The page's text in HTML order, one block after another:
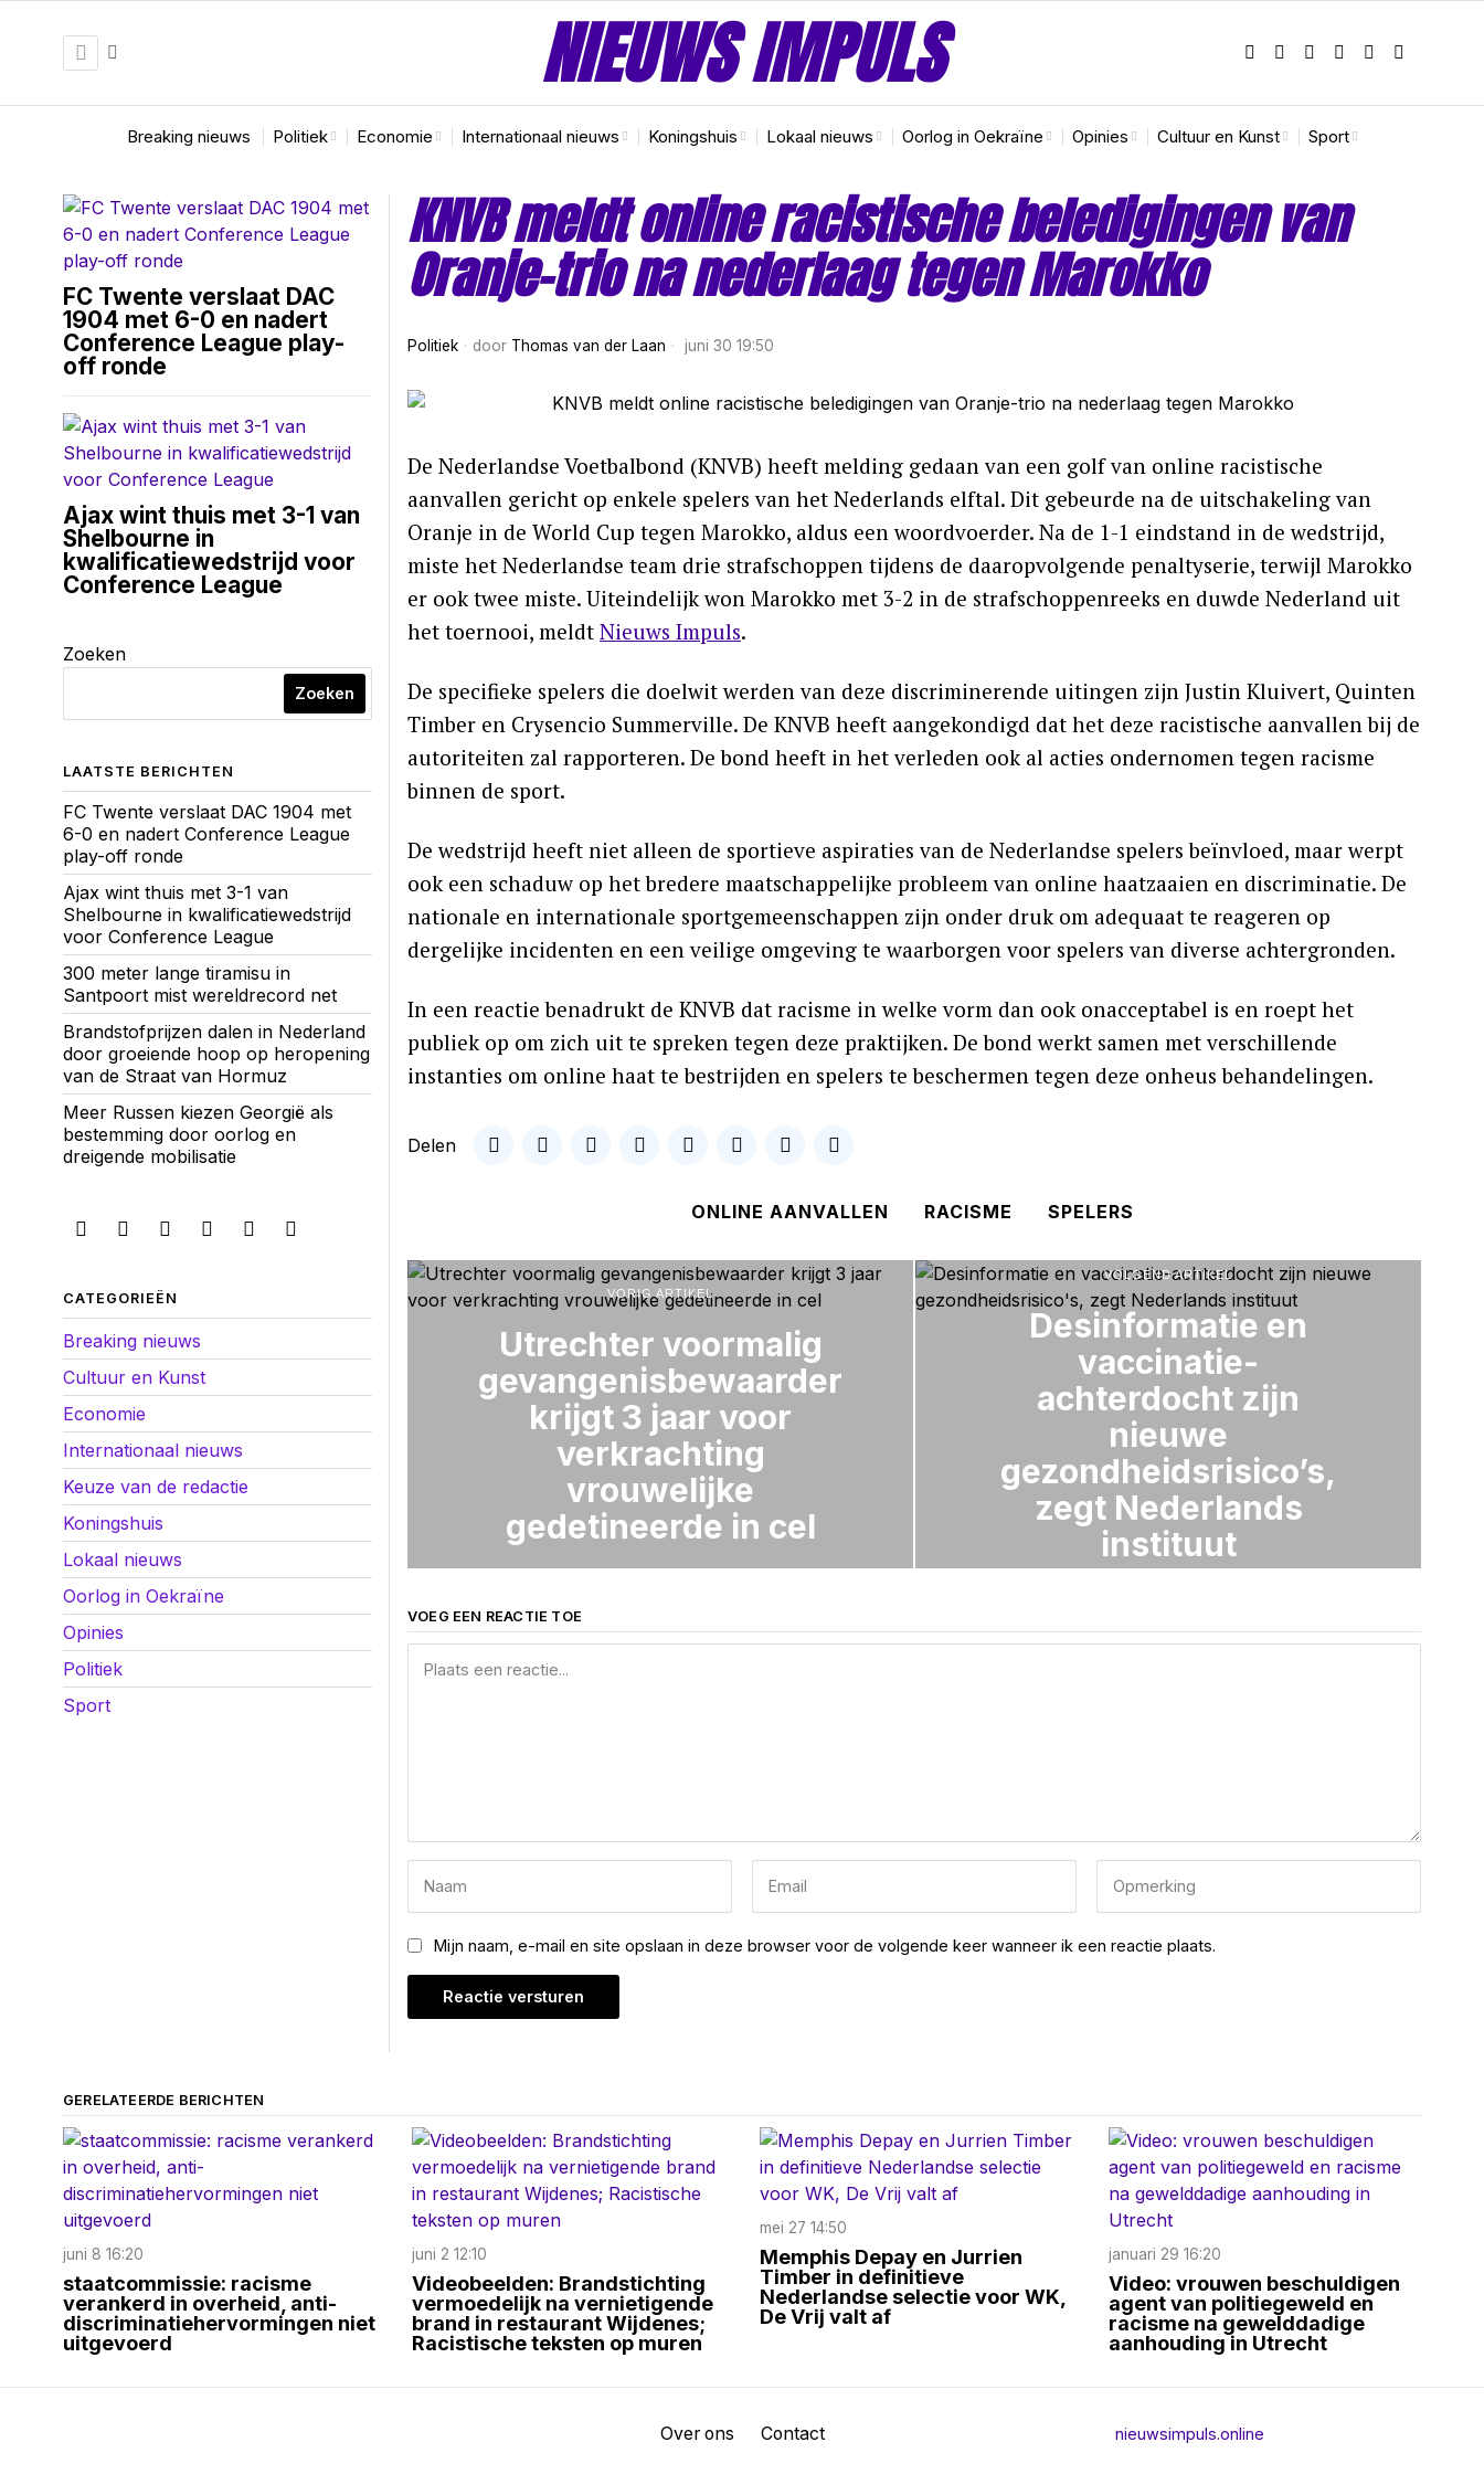
NIEUWS IMPULS
Breaking nieuws Politiek Economie Internationaal nieuws Koningshuis Lokaal nieuws Oorlog in Oekraïne Opinies Cultuur en Kunst Sport
KNVB meldt online racistische beledigingen van
Oranje-trio na nederlaag tegen Marokko
Politiek door Thomas van der Laan juni 30 19:50
De Nederlandse Voetbalbond (KNVB) heeft melding gedaan van een golf van online racistische
aanvallen gericht op enkele spelers van het Nederlands elftal. Dit gebeurde na de uitschakeling van
Oranje in de World Cup tegen Marokko, aldus een woordvoerder. Na de 1-1 eindstand in de wedstrijd,
miste het Nederlandse team drie strafschoppen tijdens de daaropvolgende penaltyserie, terwijl Marokko
er ook twee miste. Uiteindelijk won Marokko met 3-2 in de strafschoppenreeks en duwde Nederland uit
het toernooi, meldt Nieuws Impuls.
De specifieke spelers die doelwit werden van deze discriminerende uitingen zijn Justin Kluivert, Quinten
Timber en Crysencio Summerville. De KNVB heeft aangekondigd dat het deze racistische aanvallen bij de
autoriteiten zal rapporteren. De bond heeft in het verleden ook al acties ondernomen tegen racisme
binnen de sport.
De wedstrijd heeft niet alleen de sportieve aspiraties van de Nederlandse spelers beïnvloed, maar werpt
ook een schaduw op het bredere maatschappelijke probleem van online haatzaaien en discriminatie. De
nationale en internationale sportgemeenschappen zijn onder druk om adequaat te reageren op
dergelijke incidenten en een veilige omgeving te waarborgen voor spelers van diverse achtergronden.
In een reactie benadrukt de KNVB dat racisme in welke vorm dan ook onacceptabel is en roept het
publiek op om zich uit te spreken tegen deze praktijken. De bond werkt samen met verschillende
instanties om online haat te bestrijden en spelers te beschermen tegen deze onheus behandelingen.
Delen
ONLINE AANVALLEN RACISME SPELERS
VORIG ARTIKEL
Utrechter voormalig
gevangenisbewaarder
krijgt 3 jaar voor
verkrachting
vrouwelijke
gedetineerde in cel
VOLGEND ARTIKEL
Desinformatie en
vaccinatie-
achterdocht zijn
nieuwe
gezondheidsrisico’s,
zegt Nederlands
instituut
VOEG EEN REACTIE TOE
Mijn naam, e-mail en site opslaan in deze browser voor de volgende keer wanneer ik een reactie plaats.
FC Twente verslaat DAC
1904 met 6-0 en nadert
Conference League play-
off ronde
Ajax wint thuis met 3-1 van
Shelbourne in
kwalificatiewedstrijd voor
Conference League
Zoeken
Zoeken
LAATSTE BERICHTEN
FC Twente verslaat DAC 1904 met
6-0 en nadert Conference League
play-off ronde
Ajax wint thuis met 3-1 van
Shelbourne in kwalificatiewedstrijd
voor Conference League
300 meter lange tiramisu in
Santpoort mist wereldrecord net
Brandstofprijzen dalen in Nederland
door groeiende hoop op heropening
van de Straat van Hormuz
Meer Russen kiezen Georgië als
bestemming door oorlog en
dreigende mobilisatie
CATEGORIEËN
Breaking nieuws
Cultuur en Kunst
Economie
Internationaal nieuws
Keuze van de redactie
Koningshuis
Lokaal nieuws
Oorlog in Oekraïne
Opinies
Politiek
Sport
GERELATEERDE BERICHTEN
juni 8 16:20
staatcommissie: racisme
verankerd in overheid, anti-
discriminatiehervormingen niet
uitgevoerd
juni 2 12:10
Videobeelden: Brandstichting
vermoedelijk na vernietigende
brand in restaurant Wijdenes;
Racistische teksten op muren
mei 27 14:50
Memphis Depay en Jurrien
Timber in definitieve
Nederlandse selectie voor WK,
De Vrij valt af
januari 29 16:20
Video: vrouwen beschuldigen
agent van politiegeweld en
racisme na gewelddadige
aanhouding in Utrecht
Over ons Contact nieuwsimpuls.online